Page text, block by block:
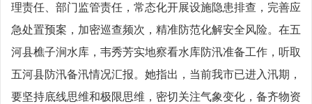
理责任、部门监管责任，常态化开展设施隐患排查，完善应
急处置预案，加密巡查频次，精准防范化解安全风险。在五
河县樵子涧水库，韦秀芳实地察看水库防汛准备工作，听取
五河县防汛备汛情况汇报。她指出，当前我市已进入汛期，
要坚持底线思维和极限思维，密切关注气象变化，备齐物资